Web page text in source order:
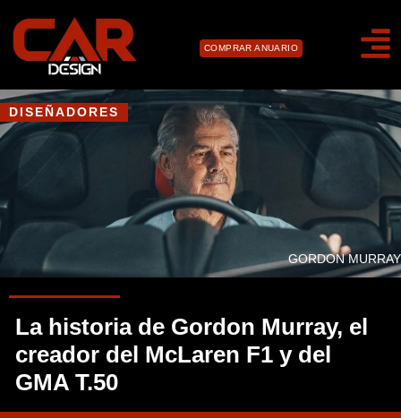
COMPRAR ANUARIO
DISEÑADORES
GORDON MURRAY
La historia de Gordon Murray, el
creador del McLaren F1 y del
GMA T.50